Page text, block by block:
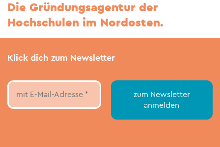
Die Gründungsagentur der
Hochschulen im Nordosten.
Klick dich zum Newsletter